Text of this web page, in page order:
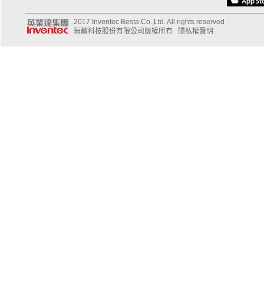
2017 Inventec Besta Co.,Ltd. All rights reserved
無敵科技股份有限公司版權所有
隱私權聲明